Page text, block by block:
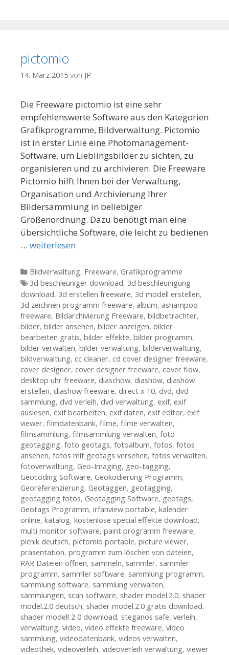
pictomio
14. März 2015 von JP
Die Freeware pictomio ist eine sehr
empfehlenswerte Software aus den Kategorien
Grafikprogramme, Bildverwaltung. Pictomio
ist in erster Linie eine Photomanagement-
Software, um Lieblingsbilder zu sichten, zu
organisieren und zu archivieren. Die Freeware
Pictomio hilft Ihnen bei der Verwaltung,
Organisation und Archivierung Ihrer
Bildersammlung in beliebiger
Größenordnung. Dazu benötigt man eine
übersichtliche Software, die leicht zu bedienen
… weiterlesen
Kategorien
Bildverwaltung, Freeware, Grafikprogramme
Tags
3d beschleuniger download, 3d beschleunigung
download, 3d erstellen freeware, 3d modell erstellen,
3d zeichnen programm freeware, album, ashampoo
freeware, Bildarchivierung Freeware, bildbetrachter,
bilder, bilder ansehen, bilder anzeigen, bilder
bearbeiten gratis, bilder effekte, bilder programm,
bilder verwalten, bilder verwaltung, bilderverwaltung,
bildverwaltung, cc cleaner, cd cover designer freeware,
cover designer, cover designer freeware, cover flow,
desktop uhr freeware, diaschow, diashow, diashow
erstellen, diashow freeware, direct x 10, dvd, dvd
sammlung, dvd verleih, dvd verwaltung, exif, exif
auslesen, exif bearbeiten, exif daten, exif editor, exif
viewer, filmdatenbank, filme, filme verwalten,
filmsammlung, filmsammlung verwalten, foto
geotagging, foto geotags, fotoalbum, fotos, fotos
ansehen, fotos mit geotags versehen, fotos verwalten,
fotoverwaltung, Geo-Imaging, geo-tagging,
Geocoding Software, Geokodierung Programm,
Georeferenzierung, Geotaggen, geotagging,
geotagging fotos, Geotagging Software, geotags,
Geotags Programm, irfanview portable, kalender
online, katalog, kostenlose special effekte download,
multi monitor software, paint programm freeware,
picnik deutsch, pictomio portable, picture viewer,
präsentation, programm zum löschen von dateien,
RAR Dateien öffnen, sammeln, sammler, sammler
programm, sammler software, sammlung programm,
sammlung software, sammlung verwalten,
sammlungen, scan software, shader model.2.0, shader
model.2.0 deutsch, shader model.2.0 gratis download,
shader modell 2 0 download, steganos safe, verleih,
verwaltung, video, video effekte freeware, video
sammlung, videodatenbank, videos verwalten,
videothek, videoverleih, videoverleih verwaltung, viewer